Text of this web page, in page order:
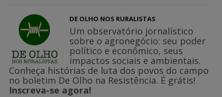
DE OLHO NOS RURALISTAS
Um observatório jornalístico
sobre o agronegócio: seu poder
político e econômico, seus
impactos sociais e ambientais.
Conheça histórias de luta dos povos do campo
no boletim De Olho na Resistência. É grátis!
Inscreva-se agora!